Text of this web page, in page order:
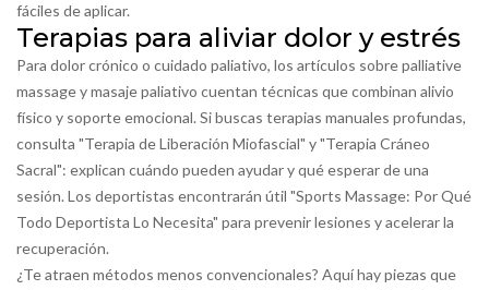
fáciles de aplicar.
Terapias para aliviar dolor y estrés
Para dolor crónico o cuidado paliativo, los artículos sobrepalliative
massagey masaje paliativo cuentan técnicas que combinan alivio
físico y soporte emocional. Si buscas terapias manuales profundas,
consulta "Terapia de Liberación Miofascial" y "Terapia Cráneo
Sacral": explican cuándo pueden ayudar y qué esperar de una
sesión. Los deportistas encontrarán útil "Sports Massage: Por Qué
Todo Deportista Lo Necesita" para prevenir lesiones y acelerar la
recuperación.
¿Te atraen métodos menos convencionales? Aquí hay piezas que